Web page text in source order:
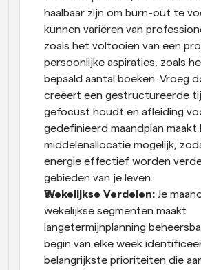
haalbaar zijn om burn-out te
kunnen variëren van
zoals het voltooien van een
persoonlijke aspiraties, zoals
bepaald aantal boeken. Vroeg
creëert een gestructureerde
gefocust houdt en afleiding
gedefinieerd maandplan maakt
middelenallocatie mogelijk,
energie effectief worden
gebieden van je leven.
Wekelijkse Verdelen: Je
wekelijkse segmenten maakt
langetermijnplanning
begin van elke week
belangrijkste prioriteiten die